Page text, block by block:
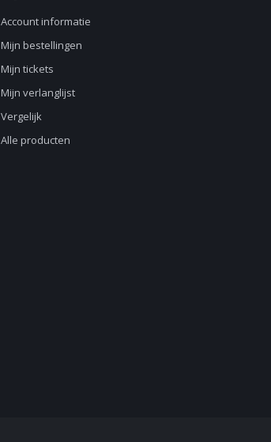
Account informatie
Mijn bestellingen
Mijn tickets
Mijn verlanglijst
Vergelijk
Alle producten